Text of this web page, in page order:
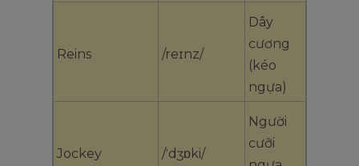
Reins /reɪnz/
Dây
cương
(kéo
ngựa)
Jockey /ˈdʒɒki/
Người
cưỡi